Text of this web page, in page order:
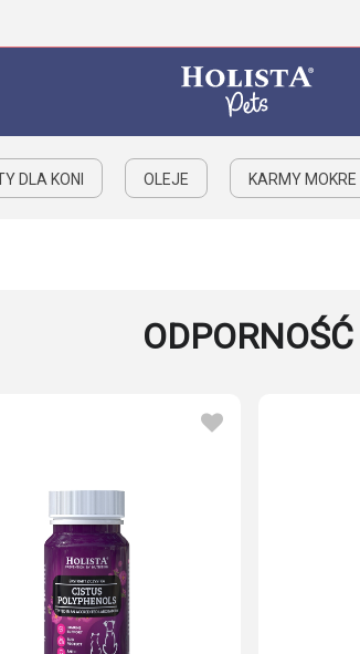
DLA KONI OLEJE KARMY MOKRE
ODPORNOŚĆ